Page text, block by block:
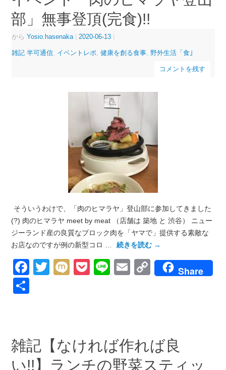
部」無事登頂(完食)!!
から Yosio.hasenaka 2020-06-13
雑記 半可通信, イベントレポ 健康を創る食事, 野外生活「食｣
コメントを残す
そういうわけで、「肉のヒマラヤ」登山部に参加してきました
(?) 肉のヒマラヤ meet by meat （店舗は 築地 と 渋谷） ニュー
ジーランド産の良質なブロック肉を「ヤマで」提供する素敵な
お店なのですが例の新型コロ …
続きを読む →
Facebook
Twitter
MixiPocket
LineEmail
CopyShare
共
雑記【なければ作れば良
い!!】ランチの野菜スティッ